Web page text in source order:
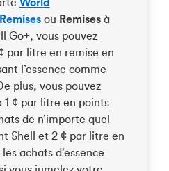
ou Remisesà
Go+, vous pouvez
par litre en remise en
l’essence comme
plus, vous pouvez
1 ¢ par litre en points
de n’importe quel
Shell et 2 ¢ par litre en
achats d’essence